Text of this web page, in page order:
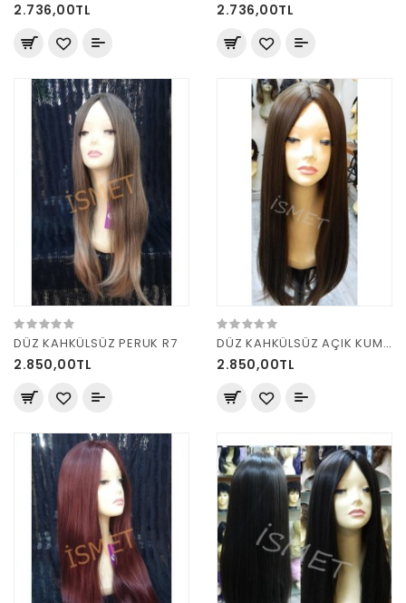
2.736,00TL 2.736,00TL
DÜZ KAHKÜLSÜZ PERUK R7
2.850,00TL
DÜZ KAHKÜLSÜZ AÇIK KUMRAL PERUK
2.850,00TL